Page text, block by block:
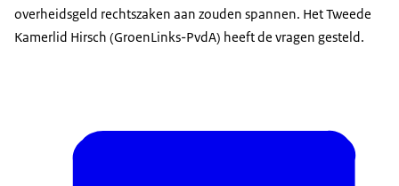
overheidsgeld rechtszaken aan zouden spannen. Het Tweede
Kamerlid Hirsch (GroenLinks-PvdA) heeft de vragen gesteld.